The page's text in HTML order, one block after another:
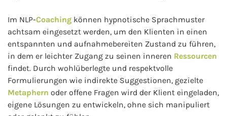
Im NLP-Coaching können hypnotische Sprachmuster
achtsam eingesetzt werden, um den Klienten in einen
entspannten und aufnahmebereiten Zustand zu führen,
in dem er leichter Zugang zu seinen inneren Ressourcen
findet. Durch wohlüberlegte und respektvolle
Formulierungen wie indirekte Suggestionen, gezielte
Metaphern oder offene Fragen wird der Klient eingeladen,
eigene Lösungen zu entwickeln, ohne sich manipuliert